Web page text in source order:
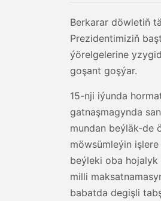
Berkarar döwletiň
Prezidentimiziň
ýörelgelerine
goşant goşýar.
15-nji iýunda
gatnaşmagynda
mundan beýläk-de
möwsümleýin
beýleki oba
milli
babatda degişli